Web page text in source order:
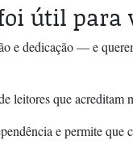
útil
e dedicação — e
leitores que acreditam
e permite